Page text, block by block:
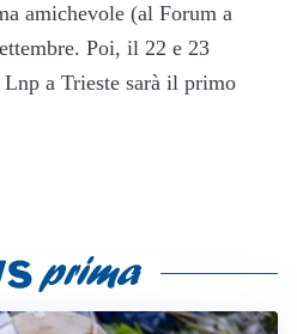
amichevole (al Forum a
Poi, il 22 e 23
Lnp a Trieste sarà il primo